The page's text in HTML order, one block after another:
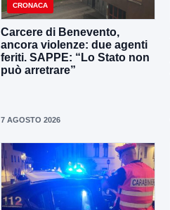
CRONACA
Carcere di Benevento,
ancora violenze: due agenti
feriti. SAPPE: “Lo Stato non
può arretrare”
7 AGOSTO 2026